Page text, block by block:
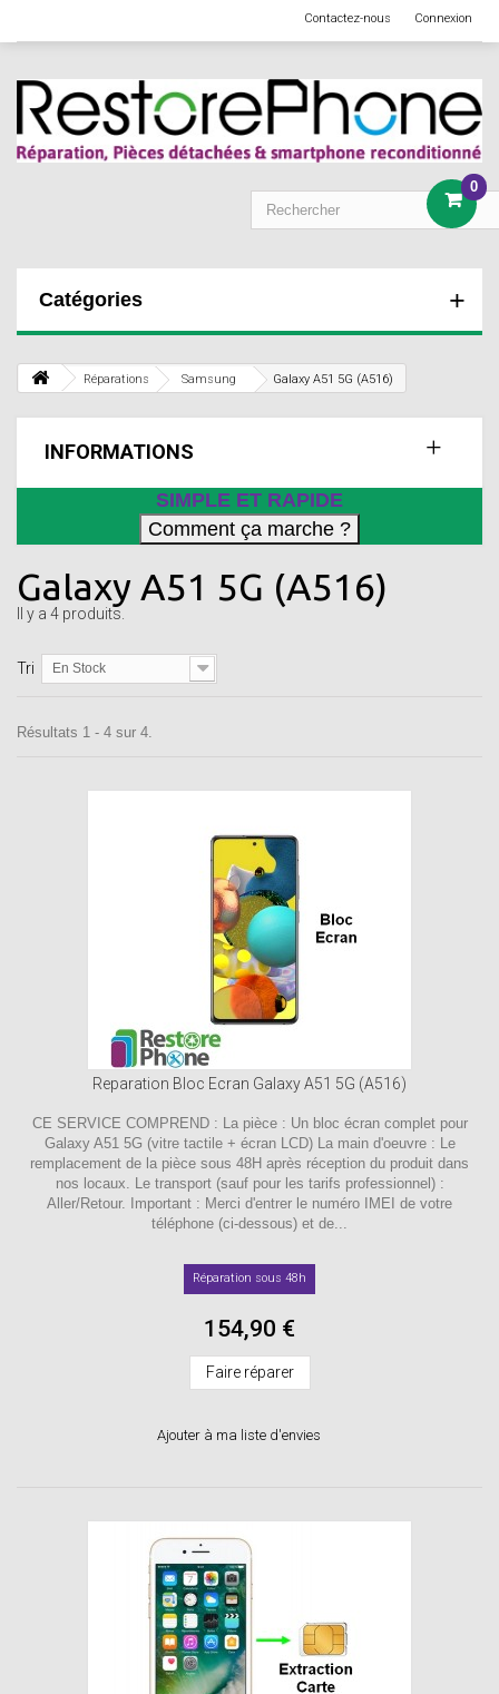
Connexion
Contactez-nous
0
Catégories
Réparations Samsung Galaxy A51 5G (A516)
INFORMATIONS
SIMPLE ET RAPIDE
Galaxy A51 5G (A516)
Il y a 4 produits.
Tri En Stock
Résultats 1 - 4 sur 4.
Reparation Bloc Ecran Galaxy A51 5G (A516)
CE SERVICE COMPREND : La pièce : Un bloc écran complet pour
Galaxy A51 5G (vitre tactile + écran LCD) La main d'oeuvre : Le
remplacement de la pièce sous 48H après réception du produit dans
nos locaux. Le transport (sauf pour les tarifs professionnel) :
Aller/Retour. Important : Merci d'entrer le numéro IMEI de votre
téléphone (ci-dessous) et de...
Réparation sous 48h
154,90 €
Faire réparer
Ajouter à ma liste d'envies